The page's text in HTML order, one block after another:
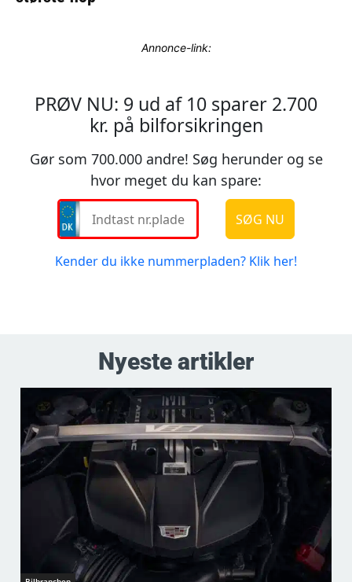
Annonce-link:
Nyeste artikler